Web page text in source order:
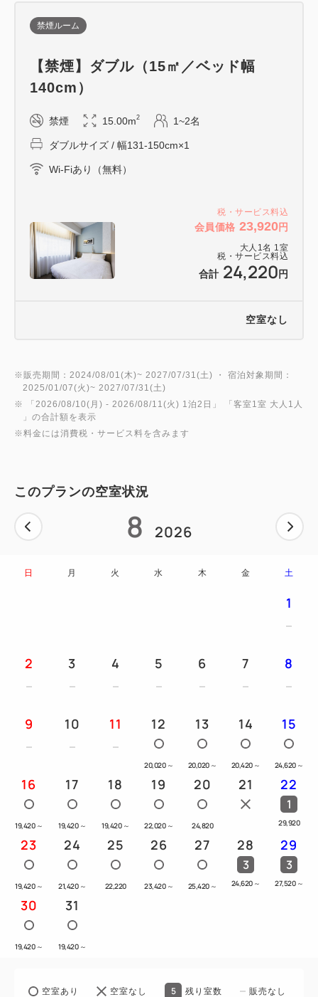
■GINZA SIX隣！歌舞伎座へ徒歩5分圏内
■東京スカイツリー（R）やお台場、六本木へも乗り
■ベッドは【スランバーランド社製】を採用
■全室にWi－Fi、空気清浄機を標準装備
■宿泊者ラウンジにてコーヒーなどのドリンクをご用
━━アクセス━━
・東京メトロ銀座線・日比谷線・丸ノ内線「銀座駅」
Ａ3出口より徒歩3分
━━ご案内━━
・チェックイン14時／チェックアウト11時
・お子様（0～12歳）の添い寝は1ベッドにつき1名様
まで無料です。
・お荷物はチェックイン前とチェックアウト後（当日
・ホテル内駐車場 NPC24H ストラータ銀座パー
・宿泊のお客様 入庫より24時間（1泊）2，500円
【東京都宿泊税】
1名1泊につき下記金額を、チェックインの際に別途
・10，000円〜14，999円（サービス料込 / 税別）の
場合： 100円
・15，000円（サービス料込 / 税別）以上の場合：
200円
※2027年4月1日（木）以降の宿泊分より、宿泊税の
課税方式および税率が以下へ変更となります。
1人1泊 13,000円以上 宿泊金額の3％
2027年3月31日以前に成立したご予約であっても、
2027年4月1日以降のご宿泊については新税率
（3％）が適用されます。
税・サービス料込
会員価格 23,920円
大人 1 名 1 室
税・サービス料込
合計 24,220 円
禁煙ルーム
【禁煙】ダブル（15㎡／ベッド幅
140cm）
禁煙 15.00m2 1~2名
ダブルサイズ / 幅131-150cm×1
Wi-Fiあり（無料）
空室なし
※販売期間：2024/08/01(木)~ 2027/07/31(土) ・ 宿泊対象期間：
2025/01/07(火)~ 2027/07/31(土)
※ 「 2026/08/10(月) - 2026/08/11(火) 1泊2日 」 「客室1室 大人1人
」の合計額を表示
※料金には消費税・サービス料を含みます
このプランの空室状況
8 2026
日 月 火 水 木 金 土
1
2 3 4 5 6 7 8
9 10 11 12
20,020 ～
13
20,020 ～
14
20,420 ～
15
24,620 ～
16
19,420 ～
17
19,420 ～
18
19,420 ～
19
22,020 ～
20
24,820
21 22
1
29,920
23
19,420 ～
24
21,420 ～
25
22,220
26
23,420 ～
27
25,420 ～
28
3
24,620 ～
29
3
27,520 ～
30
19,420 ～
31
19,420 ～
空室あり 空室なし 5 残り室数 販売なし